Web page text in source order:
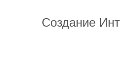
Создание